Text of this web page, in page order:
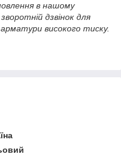
в нашому
дзвінок для
арматури високого тиску.